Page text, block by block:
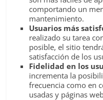
Agencia
Design
Colombia
comportando un
mantenimiento.
Usuarios más
realizado su tarea
posible, el sitio
satisfacción de los
Fidelidad en los
incrementa la
frecuencia como en
usadas y páginas